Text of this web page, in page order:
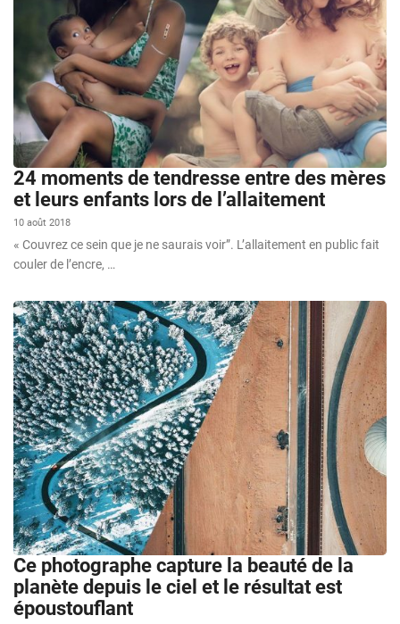
24 moments de tendresse entre des mères
et leurs enfants lors de l’allaitement
10 août 2018
« Couvrez ce sein que je ne saurais voir”. L’allaitement en public fait
couler de l’encre, …
Ce photographe capture la beauté de la
planète depuis le ciel et le résultat est
époustouflant